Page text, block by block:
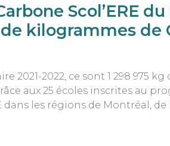
Scol’ERE
kilogrammes de
2021-2022, ce sont 1 298 975
aux 25 écoles inscrites au
dans les régions de Montréal,